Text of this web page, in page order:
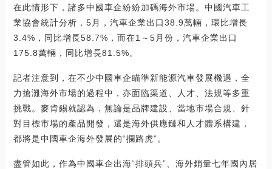
在此情形下，諸多中國車企紛紛加碼海外市場。中國汽車工
業協會統計分析，5月，汽車企業出口38.9萬輛，環比增長
3.4%，同比增長58.7%，而在1～5月份，汽車企業出口
175.8萬輛，同比增長81.5%。
記者注意到，在不少中國車企瞄準新能源汽車發展機遇，全
力搶灘海外市場的過程中，亦面臨渠道、人才、法規等多重
挑戰。麥肯錫就認為，無論是品牌建設、當地市場合規、針
對目標市場的產品開發，還是海外供應鏈和人才體系構建，
都將是中國車企海外發展的“攔路虎”。
盡管如此，作為中國車企出海“排頭兵”、海外銷量七年國內居